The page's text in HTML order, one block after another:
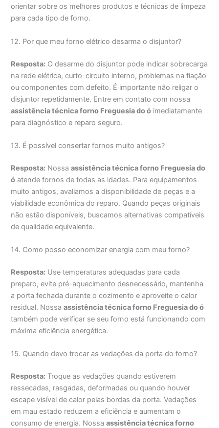
orientar sobre os melhores produtos e técnicas de limpeza
para cada tipo de forno.
12. Por que meu forno elétrico desarma o disjuntor?
Resposta: O desarme do disjuntor pode indicar sobrecarga
na rede elétrica, curto-circuito interno, problemas na fiação
ou componentes com defeito. É importante não religar o
disjuntor repetidamente. Entre em contato com nossa
assistência técnica forno Freguesia do ó imediatamente
para diagnóstico e reparo seguro.
13. É possível consertar fornos muito antigos?
Resposta: Nossaassistência técnica forno Freguesia do
ó atende fornos de todas as idades. Para equipamentos
muito antigos, avaliamos a disponibilidade de peças e a
viabilidade econômica do reparo. Quando peças originais
não estão disponíveis, buscamos alternativas compatíveis
de qualidade equivalente.
14. Como posso economizar energia com meu forno?
Resposta: Use temperaturas adequadas para cada
preparo, evite pré-aquecimento desnecessário, mantenha
a porta fechada durante o cozimento e aproveite o calor
residual. Nossaassistência técnica forno Freguesia do ó
também pode verificar se seu forno está funcionando com
máxima eficiência energética.
15. Quando devo trocar as vedações da porta do forno?
Resposta: Troque as vedações quando estiverem
ressecadas, rasgadas, deformadas ou quando houver
escape visível de calor pelas bordas da porta. Vedações
em mau estado reduzem a eficiência e aumentam o
consumo de energia. Nossaassistência técnica forno